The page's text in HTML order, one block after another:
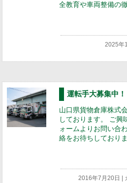
全教育や車両整備の
2025年
運転手大募集中！
山口県貨物倉庫株式
しております。 ご興
ォームよりお問い合
絡をお待ちしておりま
2016年7月20日 |